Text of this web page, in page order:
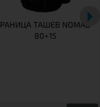
РАНИЦА ТАШЕВ NOMAD
80+15